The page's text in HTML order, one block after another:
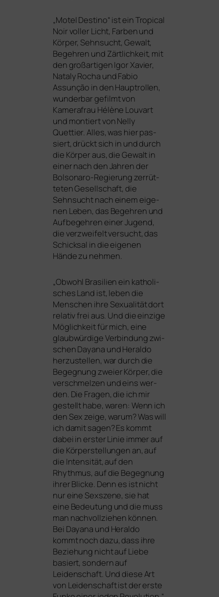
„Motel Destino“ ist einTropical
Noirvol­ler Licht, Farben und
Körper, Sehnsucht, Gewalt,
Begehren und Zärtlichkeit, mit
den groß­ar­ti­gen Igor Xavier,
Nataly Rocha und Fabio
Assunção in den Hauptrollen,
wun­der­bar gefilmt von
Kamerafrau Hélène Louvart
und mon­tiert von Nelly
Quettier. Alles, was hier pas­
siert, drückt sich in und durch
die Körper aus, die Gewalt in
einer nach den Jahren der
Bolsonaro-Regierung zer­rüt­
te­ten Gesellschaft, die
Sehnsucht nach einem eige­
nen Leben, das Begehren und
Aufbegehren einer Jugend,
die ver­zwei­felt ver­sucht, das
Schicksal in die eige­nen
Hände zu nehmen.
„Obwohl Brasilien ein katho­li­
sches Land ist, leben die
Menschen ihre Sexualität dort
rela­tiv frei aus. Und die ein­zi­ge
Möglichkeit für mich, eine
glaub­wür­di­ge Verbindung zwi­
schen Dayana und Heraldo
her­zu­stel­len, war durch die
Begegnung zwei­er Körper, die
ver­schmel­zen und eins wer­
den. Die Fragen, die ich mir
gestellt habe, waren: Wenn ich
den Sex zei­ge, war­um? Was will
ich damit sagen? Es kommt
dabei in ers­ter Linie immer auf
die Körperstellungen an, auf
die Intensität, auf den
Rhythmus, auf die Begegnung
ihrer Blicke. Denn es ist nicht
nur eine Sexszene, sie hat
eine Bedeutung und die muss
man nach­voll­zie­hen kön­nen.
Bei Dayana und Heraldo
kommt noch dazu, dass ihre
Beziehung nicht auf Liebe
basiert, son­dern auf
Leidenschaft. Und die­se Art
von Leidenschaft ist der ers­te